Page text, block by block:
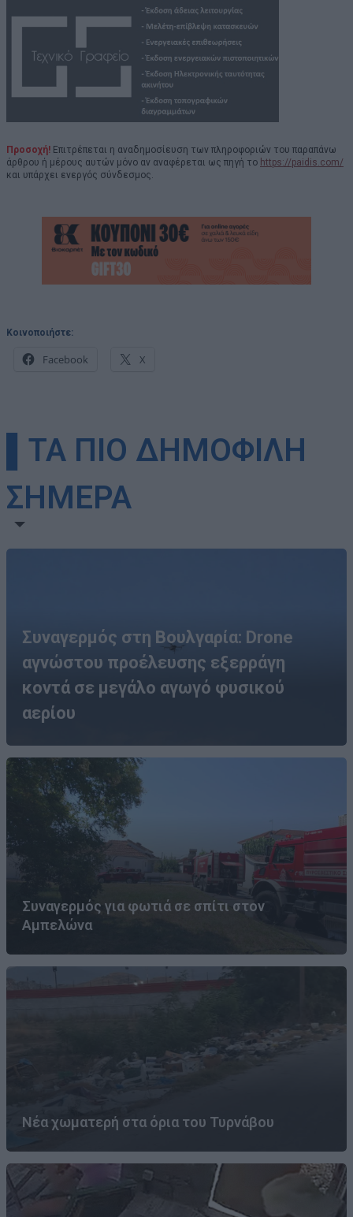
Προσοχή! Επιτρέπεται η αναδημοσίευση των πληροφοριών του παραπάνω
άρθρου ή μέρους αυτών μόνο αν αναφέρεται ως πηγή το https://paidis.com/
και υπάρχει ενεργός σύνδεσμος.
Κοινοποιήστε:
Facebook X
▌ΤΑ ΠΙΟ ΔΗΜΟΦΙΛΗ
ΣΗΜΕΡΑ
Συναγερμός στη Βουλγαρία: Drone
αγνώστου προέλευσης εξερράγη
κοντά σε μεγάλο αγωγό φυσικού
αερίου
Συναγερμός για φωτιά σε σπίτι στον
Αμπελώνα
Νέα χωματερή στα όρια του Τυρνάβου